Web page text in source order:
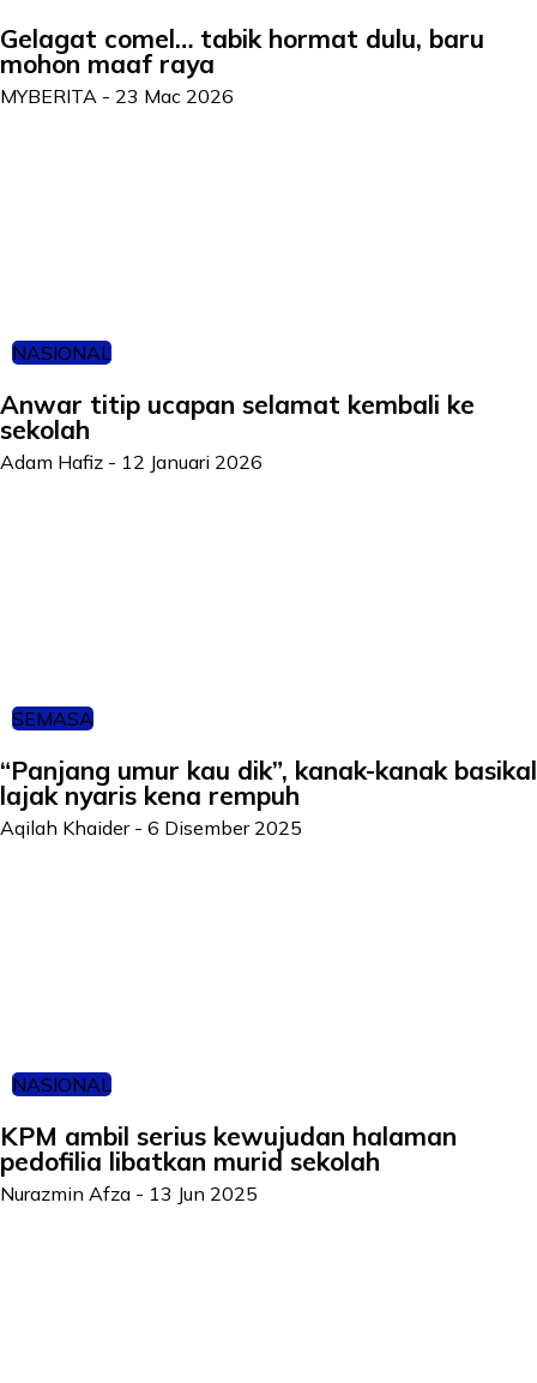
Gelagat comel… tabik hormat dulu, baru
mohon maaf raya
MYBERITA - 23 Mac 2026
NASIONAL
Anwar titip ucapan selamat kembali ke
sekolah
Adam Hafiz - 12 Januari 2026
SEMASA
“Panjang umur kau dik”, kanak-kanak basikal
lajak nyaris kena rempuh
Aqilah Khaider - 6 Disember 2025
NASIONAL
KPM ambil serius kewujudan halaman
pedofilia libatkan murid sekolah
Nurazmin Afza - 13 Jun 2025